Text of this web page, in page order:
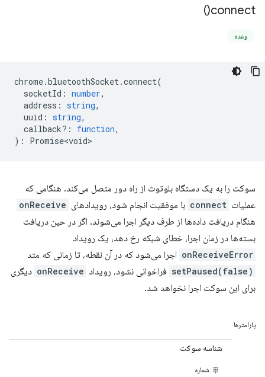
connect(
)
وعده
chrome.bluetoothSocket.connect(
socketId : number,
address : string,
uuid : string,
callback? : function,
) : Promise<void>
سوکت را به یک دستگاه بلوتوث از راه دور متصل می‌کند. هنگامی که
عملیات connect با موفقیت انجام شود، رویدادهای onReceive
هنگام دریافت داده‌ها از طرف دیگر اجرا می‌شوند. اگر در حین دریافت
بسته‌ها در زمان اجرا، خطای شبکه رخ دهد، یک رویداد
onReceiveError اجرا می‌شود که در آن نقطه، تا زمانی که متد
setPaused(false) فراخوانی نشود، رویداد onReceive دیگری
برای این سوکت اجرا نخواهد شد.
پارامترها
شناسه سوکت
شماره